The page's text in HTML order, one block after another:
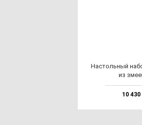
Нас­толь­ный
из
10 430